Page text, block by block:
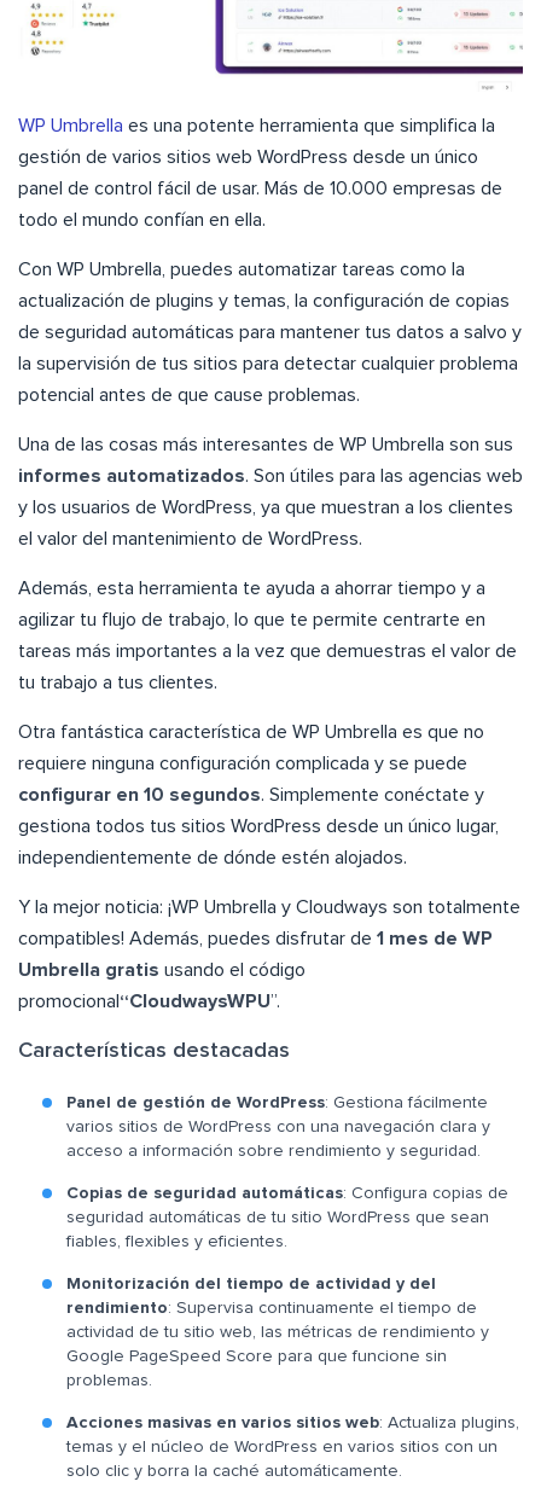
WP Umbrella es una potente herramienta que simplifica la
gestión de varios sitios web WordPress desde un único
panel de control fácil de usar. Más de 10.000 empresas de
todo el mundo confían en ella.
Con WP Umbrella, puedes automatizar tareas como la
actualización de plugins y temas, la configuración de copias
de seguridad automáticas para mantener tus datos a salvo y
la supervisión de tus sitios para detectar cualquier problema
potencial antes de que cause problemas.
Una de las cosas más interesantes de WP Umbrella son sus
informes automatizados. Son útiles para las agencias web
y los usuarios de WordPress, ya que muestran a los clientes
el valor del mantenimiento de WordPress.
Además, esta herramienta te ayuda a ahorrar tiempo y a
agilizar tu flujo de trabajo, lo que te permite centrarte en
tareas más importantes a la vez que demuestras el valor de
tu trabajo a tus clientes.
Otra fantástica característica de WP Umbrella es que no
requiere ninguna configuración complicada y se puede
configurar en 10 segundos. Simplemente conéctate y
gestiona todos tus sitios WordPress desde un único lugar,
independientemente de dónde estén alojados.
Y la mejor noticia: ¡WP Umbrella y Cloudways son totalmente
compatibles! Además, puedes disfrutar de 1 mes de WP
Umbrella gratis usando el código
promocional “CloudwaysWPU”.
Características destacadas
Panel de gestión de WordPress: Gestiona fácilmente
varios sitios de WordPress con una navegación clara y
acceso a información sobre rendimiento y seguridad.
Copias de seguridad automáticas: Configura copias de
seguridad automáticas de tu sitio WordPress que sean
fiables, flexibles y eficientes.
Monitorización del tiempo de actividad y del
rendimiento: Supervisa continuamente el tiempo de
actividad de tu sitio web, las métricas de rendimiento y
Google PageSpeed Score para que funcione sin
problemas.
Acciones masivas en varios sitios web: Actualiza plugins,
temas y el núcleo de WordPress en varios sitios con un
solo clic y borra la caché automáticamente.